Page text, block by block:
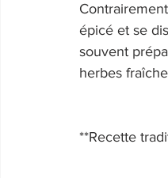
épicé et se
souvent
herbes
**Recette